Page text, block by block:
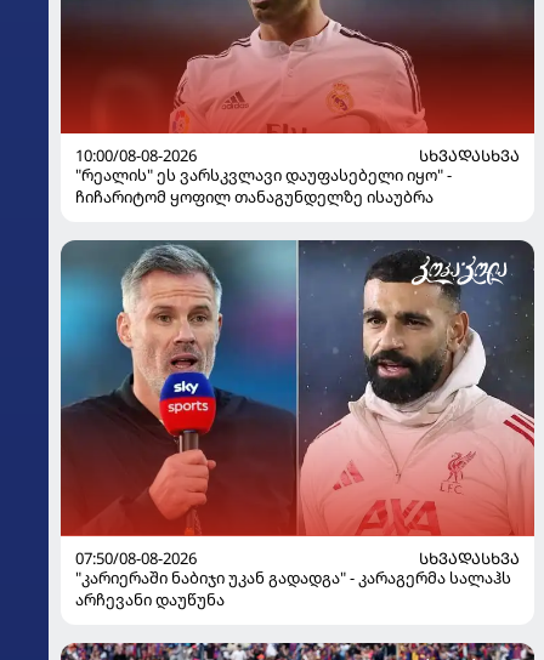
10:00/08-08-2026
ᲡᲮᲕᲐᲓᲐᲡᲮᲕᲐ
"რეალის" ეს ვარსკვლავი დაუფასებელი იყო" -
ჩიჩარიტომ ყოფილ თანაგუნდელზე ისაუბრა
07:50/08-08-2026
ᲡᲮᲕᲐᲓᲐᲡᲮᲕᲐ
"კარიერაში ნაბიჯი უკან გადადგა" - კარაგერმა სალაჰს
არჩევანი დაუწუნა